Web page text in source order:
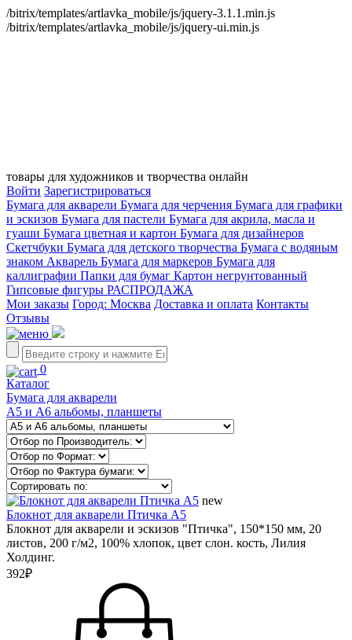
/bitrix/templates/artlavka_mobile/js/jquery-3.1.1.min.js
/bitrix/templates/artlavka_mobile/js/jquery-ui.min.js
товары для художников и творчества онлайн
Войти Зарегистрироваться
Бумага для акварели Бумага для черчения Бумага для графики
и эскизов Бумага для пастели Бумага для акрила, масла и
гуаши Бумага цветная и картон Бумага для дизайнеров
Скетчбуки Бумага для детского творчества Бумага с водяным
знаком Акварель Бумага для маркеров Бумага для
каллиграфии Папки для бумаг Картон негрунтованный
Гипсовые фигуры РАСПРОДАЖА
Мои заказы Город: Москва Доставка и оплата Контакты
Отзывы
0
Каталог
Бумага для акварели
А5 и А6 альбомы, планшеты
new
Блокнот для акварели Птичка А5
Блокнот для акварели и эскизов "Птичка", 150*150 мм, 20
листов, 200 г/м2, 100% хлопок, цвет слон. кость, Лилия
Холдинг.
392₽